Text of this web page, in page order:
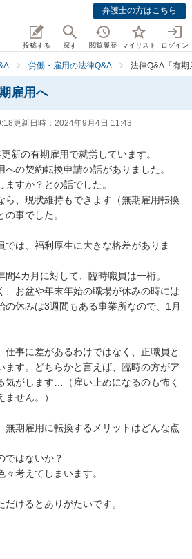
弁護士の方はこちら
投稿する 探す 閲覧履歴 マイリスト ログイン
労働・雇用の法律Q&A 法律Q&A「有
雇用へ
更新日時： 2024年9月4日 11:43
新の有期雇用で就労しています。
の契約転換申請の話がありました。
すか？との話でした。
ら、現状維持もできます（無期雇用転換
事でした。
では、福利厚生に大きな格差がありま
4カ月に対して、臨時職員は一桁。
、お盆や年末年始の職場が休みの時には
の休みは3週間もある事業所なので、1月
仕事に差があるわけではなく、正職員と
ます。どちらかと言えば、臨時の方がア
気がします…（雇い止めになるのも怖く
せん。）
無期雇用に転換するメリットはどんな点
ではないか？
考えてしまいます。
けるとありがたいです。